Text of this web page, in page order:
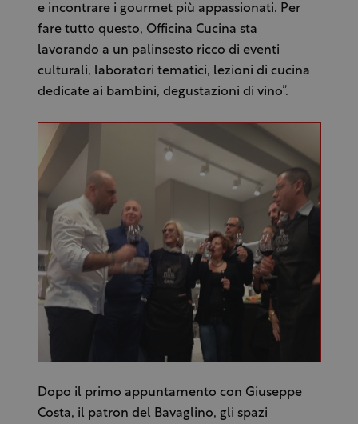
e incontrare i gourmet più appassionati. Per
fare tutto questo, Officina Cucina sta
lavorando a un palinsesto ricco di eventi
culturali, laboratori tematici, lezioni di cucina
dedicate ai bambini, degustazioni di vino”.
Dopo il primo appuntamento con Giuseppe
Costa, il patron del Bavaglino, gli spazi